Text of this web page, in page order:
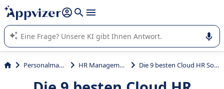
beantworten (mehrere Zeilen mit
Die KI von Appvizer führt Sie bei der Nutzung oder Auswahl
von SaaS-Software in Unternehmen.
Personalmanagement HR Management System Die 9 besten Cloud HR Software, um die Leichtigkeit der Wolke zu genießen